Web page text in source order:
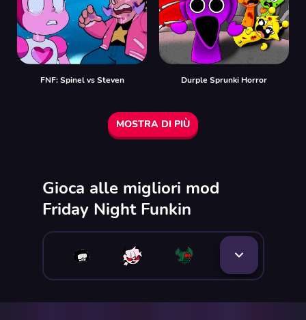
FNF: Spinel vs Steven Durple Sprunki Horror
MOSTRA DI PIÙ
Gioca alle migliori mod
Friday Night Funkin